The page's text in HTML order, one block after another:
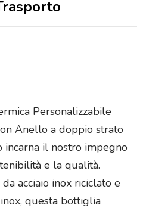
Personalizzabile
Anello a doppio strato
incarna il nostro impegno
e la qualità.
acciaio inox riciclato e
questa bottiglia